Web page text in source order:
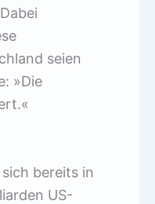
seien
»Die
bereits in
US-